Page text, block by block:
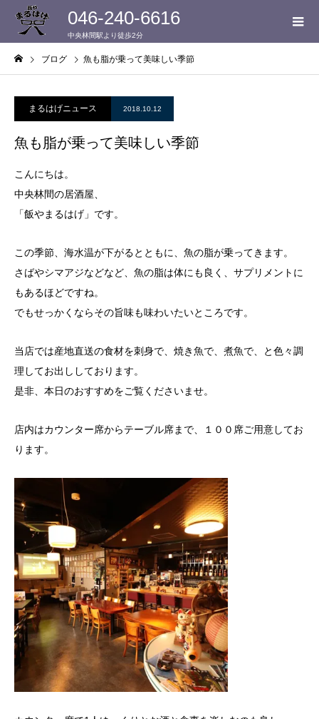
046-240-6616
中央林間駅より徒歩2分
ブログ 魚も脂が乗って美味しい季節
まるはげニュース 2018.10.12
魚も脂が乗って美味しい季節
こんにちは。
中央林間の居酒屋、
「飯やまるはげ」です。
この季節、海水温が下がるとともに、魚の脂が乗ってきます。
さばやシマアジなどなど、魚の脂は体にも良く、サプリメントに
もあるほどですね。
でもせっかくならその旨味も味わいたいところです。
当店では産地直送の食材を刺身で、焼き魚で、煮魚で、と色々調
理してお出ししております。
是非、本日のおすすめをご覧くださいませ。
店内はカウンター席からテーブル席まで、１００席ご用意してお
ります。